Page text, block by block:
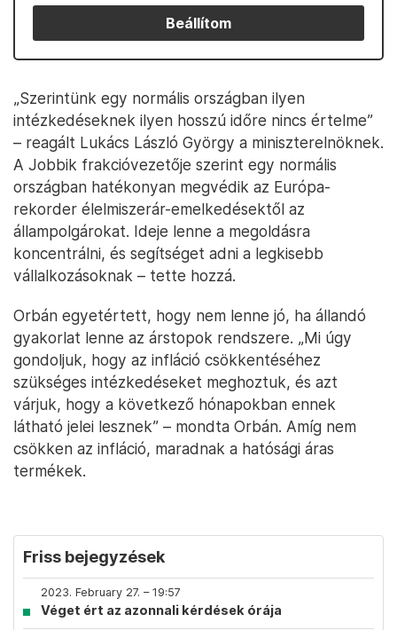
Beállítom
„Szerintünk egy normális országban ilyen
intézkedéseknek ilyen hosszú időre nincs értelme”
– reagált Lukács László György a miniszterelnöknek.
A Jobbik frakcióvezetője szerint egy normális
országban hatékonyan megvédik az Európa-
rekorder élelmiszerár-emelkedésektől az
állampolgárokat. Ideje lenne a megoldásra
koncentrálni, és segítséget adni a legkisebb
vállalkozásoknak – tette hozzá.
Orbán egyetértett, hogy nem lenne jó, ha állandó
gyakorlat lenne az árstopok rendszere. „Mi úgy
gondoljuk, hogy az infláció csökkentéséhez
szükséges intézkedéseket meghoztuk, és azt
várjuk, hogy a következő hónapokban ennek
látható jelei lesznek” – mondta Orbán. Amíg nem
csökken az infláció, maradnak a hatósági áras
termékek.
Friss bejegyzések
2023. February 27. – 19:57
Véget ért az azonnali kérdések órája